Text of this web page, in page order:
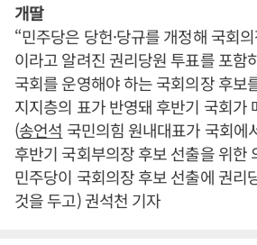
개딸
“민주당은 당헌·당규를 개정해 국회
이라고 알려진 권리당원 투표를 포함
국회를 운영해야 하는 국회의장 후보
지지층의 표가 반영돼 후반기 국회가
(송언석 국민의힘 원내대표가 국회에
후반기 국회부의장 후보 선출을 위한
민주당이 국회의장 후보 선출에 권리
것을 두고) 권석천 기자